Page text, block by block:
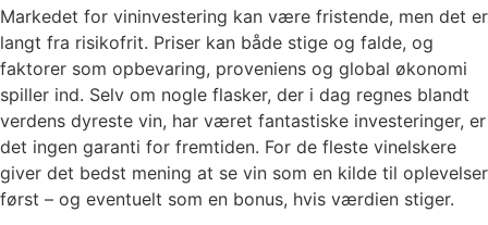
Markedet for vininvestering kan være fristende, men det er
langt fra risikofrit. Priser kan både stige og falde, og
faktorer som opbevaring, proveniens og global økonomi
spiller ind. Selv om nogle flasker, der i dag regnes blandt
verdens dyreste vin, har været fantastiske investeringer, er
det ingen garanti for fremtiden. For de fleste vinelskere
giver det bedst mening at se vin som en kilde til oplevelser
først – og eventuelt som en bonus, hvis værdien stiger.